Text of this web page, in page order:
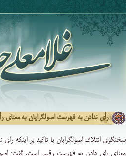
رأی ندادن به فهرست اصولگرایان به
سخنگوی ائتلاف اصولگرایان با تاکید بر اینکه
معنای رای دادن به فهرست رقیب است، گفت: